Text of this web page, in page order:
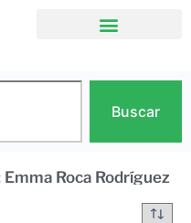
Buscar
Roca Rodríguez